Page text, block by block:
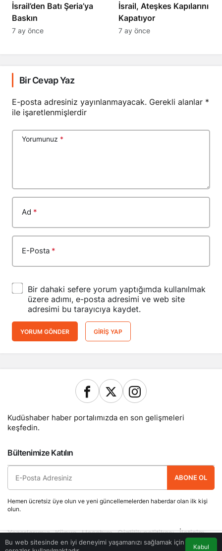
​​​​​​​İsrail’den Batı Şeria’ya
Baskın
7 ay önce
İsrail, Ateşkes Kapılarını
Kapatıyor
7 ay önce
Bir Cevap Yaz
E-posta adresiniz yayınlanmayacak. Gerekli alanlar *
ile işaretlenmişlerdir
Yorumunuz *
Ad *
E-Posta *
Bir dahaki sefere yorum yaptığımda kullanılmak
üzere adımı, e-posta adresimi ve web site
adresimi bu tarayıcıya kaydet.
YORUM GÖNDER GIRIŞ YAP
Bu web sitesinde en iyi deneyimi yaşamanızı sağlamak için
Kabul
Kudüshaber haber portalımızda en son gelişmeleri
keşfedin.
Bültenimize Katılın
ABONE OL
Hemen ücretsiz üye olun ve yeni güncellemelerden haberdar olan ilk kişi
olun.
Yazarlarımız Künye Hesabım Gizlilik politikası İletişim
© Telif Hakkı 2026, Tüm Hakları Saklıdır